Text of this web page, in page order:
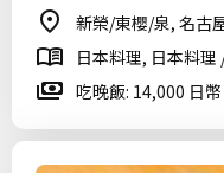
新榮/東櫻/泉, 名古
日本料理, 日本料
吃晚飯: 14,000 日